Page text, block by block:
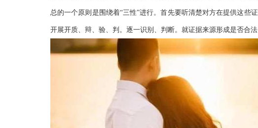
总的一个原则是围绕着“三性”进行。首先要听清楚对方在提供这些
开展开质、辩、验、判。逐一识别、判断。就证据来源形成是否合